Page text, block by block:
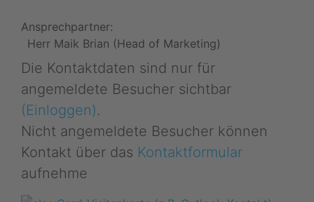
Ansprechpartner:
Herr Maik Brian (Head of Marketing)
Die Kontaktdaten sind nur für
angemeldete Besucher sichtbar
(Einloggen).
Nicht angemeldete Besucher können
Kontakt über das Kontaktformular
aufnehme